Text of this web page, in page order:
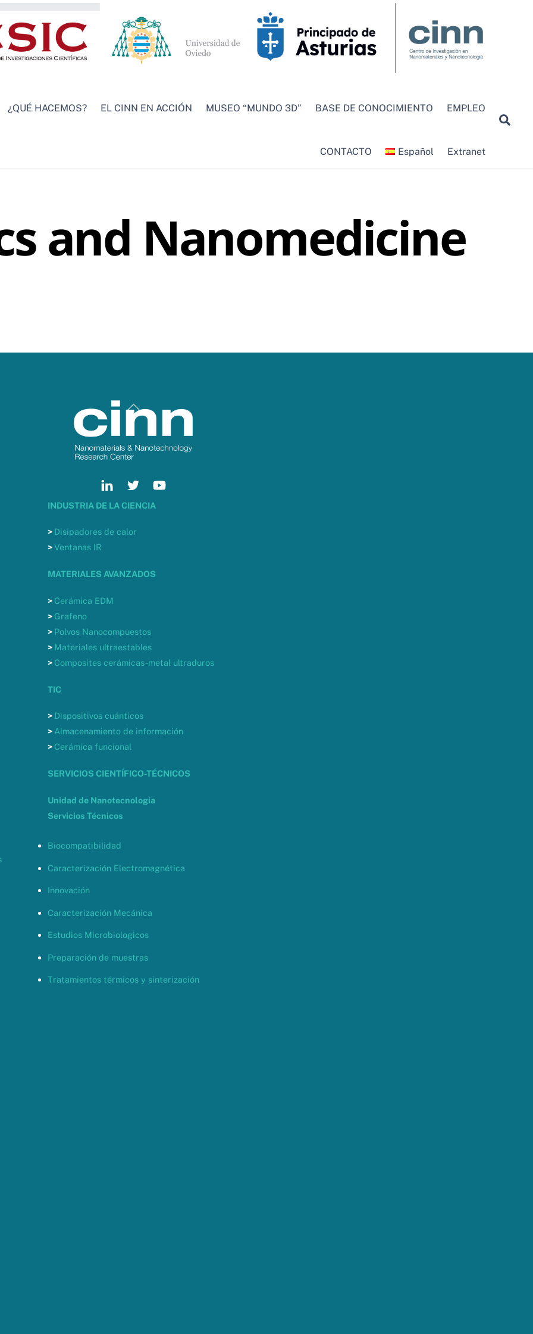
¿QUÉ HACEMOS? EL CINN EN ACCIÓN MUSEO “MUNDO 3D” BASE DE CONOCIMIENTO EMPLEO
CONTACTO Español Extranet
and Nanomedicine
Back
To
Top
INDUSTRIA DE LA CIENCIA
> Disipadores de calor
>Ventanas IR
MATERIALES AVANZADOS
> Cerámica EDM
> Grafeno
> Polvos Nanocompuestos
> Materiales ultraestables
> Composites cerámicas-metal ultraduros
TIC
> Dispositivos cuánticos
> Almacenamiento de información
> Cerámica funcional
SERVICIOS CIENTÍFICO-TÉCNICOS
Unidad de Nanotecnología
Servicios Técnicos
Biocompatibilidad
Caracterización Electromagnética
Innovación
Caracterización Mecánica
Estudios Microbiologicos
Preparación de muestras
Tratamientos térmicos y sinterización